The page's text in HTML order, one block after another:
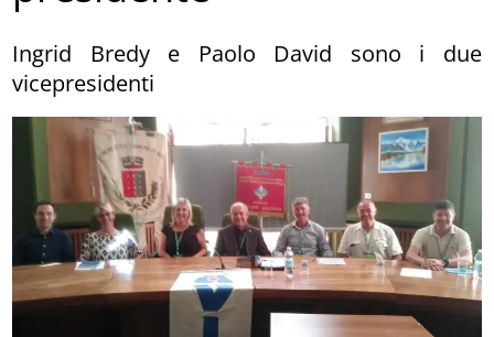
Ingrid Bredy e Paolo David sono i due
vicepresidenti